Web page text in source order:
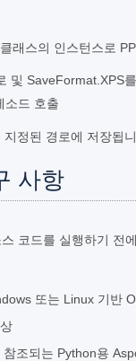
래스의 인스턴스로
및 SaveFormat.XPS
소드 호출
지정된 경로에 저장됩
사항
코드를 실행하기 전
또는 Linux 기반
참조되는 Python용